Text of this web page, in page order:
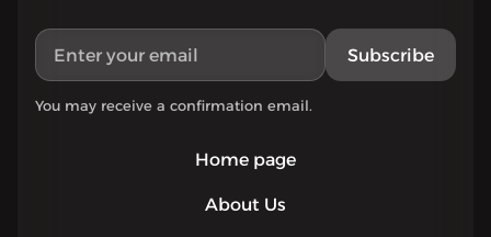
Home page
About Us
Subscribe
You may receive a confirmation email.